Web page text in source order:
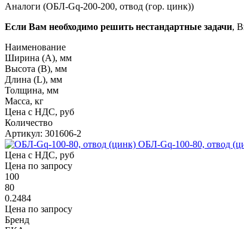
Аналоги (ОБЛ-Gq-200-200, отвод (гор. цинк))
Если Вам необходимо решить нестандартные задачи,
Наименование
Ширина (А), мм
Высота (В), мм
Длина (L), мм
Толщина, мм
Масса, кг
Цена с НДС, руб
Количество
Артикул: 301606-2
ОБЛ-Gq-100-80, отвод
Цена с НДС, руб
Цена по запросу
100
80
0.2484
Цена по запросу
Бренд